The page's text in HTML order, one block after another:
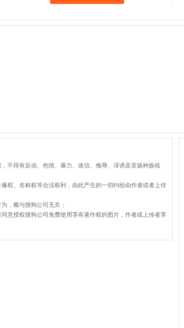
不得有反动、色情、暴力、迷信、侮辱、诽谤及宣扬种族歧
权、名称权等合法权利，由此产生的一切纠纷由作者或者上传
，概与搜狗公司无关；
意授权搜狗公司免费使用享有著作权的图片，作者或上传者享